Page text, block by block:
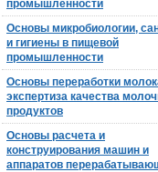
промышленности
Основы микробиологии,
и гигиены в пищевой
промышленности
Основы переработки
экспертиза качества
продуктов
Основы расчета и
конструирования машин и
аппаратов